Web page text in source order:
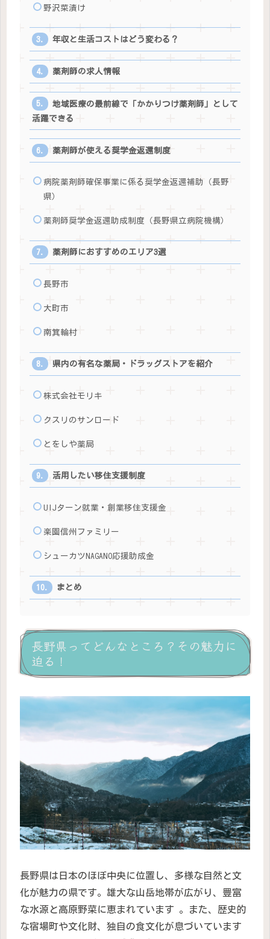
野沢菜漬け
年収と生活コストはどう変わる？
薬剤師の求人情報
地域医療の最前線で「かかりつけ薬剤師」として
活躍できる
薬剤師が使える奨学金返還制度
病院薬剤師確保事業に係る奨学金返還補助（長野
県）
薬剤師奨学金返還助成制度（長野県立病院機構）
薬剤師におすすめのエリア3選
長野市
大町市
南箕輪村
県内の有名な薬局・ドラッグストアを紹介
株式会社モリキ
クスリのサンロード
とをしや薬局
活用したい移住支援制度
UIJターン就業・創業移住支援金
楽園信州ファミリー
シューカツNAGANO応援助成金
まとめ
長野県ってどんなところ？その魅力に
迫る！
長野県は日本のほぼ中央に位置し、多様な自然と文
化が魅力の県です。雄大な山岳地帯が広がり、豊富
な水源と高原野菜に恵まれています 。また、歴史的
な宿場町や文化財、独自の食文化が息づいています